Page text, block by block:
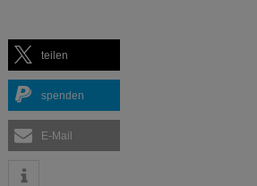
teilen
spenden
E-Mail